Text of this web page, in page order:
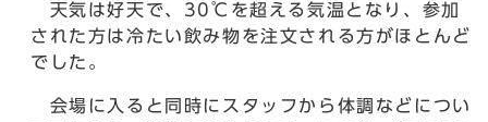
天気は好天で、30℃を超える気温となり、参加
された方は冷たい飲み物を注文される方がほとんど
でした。
会場に入ると同時にスタッフから体調などについ